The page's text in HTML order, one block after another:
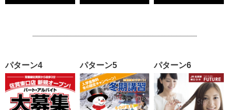
パターン4 パターン5 パターン6